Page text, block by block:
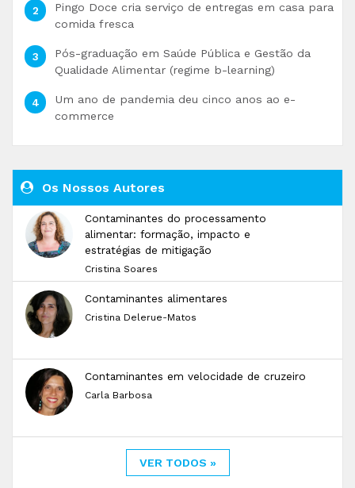
Pingo Doce cria serviço de entregas em casa para
comida fresca
Pós-graduação em Saúde Pública e Gestão da
Qualidade Alimentar (regime b-learning)
Um ano de pandemia deu cinco anos ao e-
commerce
Os Nossos Autores
Contaminantes do processamento
alimentar: formação, impacto e
estratégias de mitigação
Cristina Soares
Contaminantes alimentares
Cristina Delerue-Matos
Contaminantes em velocidade de cruzeiro
Carla Barbosa
VER TODOS »